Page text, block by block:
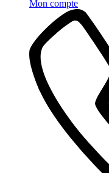
Mon compte